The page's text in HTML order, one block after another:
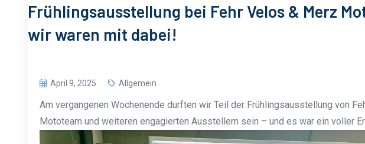
Frühlingsausstellung bei Fehr Velos & Merz
wir waren mit dabei!
April 9, 2025 Allgemein
Am vergangenen Wochenende durften wir Teil der Frühlingsausstellung von
Mototeam und weiteren engagierten Ausstellern sein – und es war ein voller